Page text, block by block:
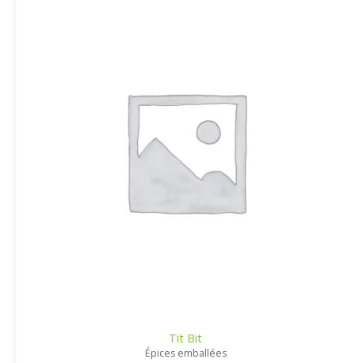
Tit Bit
Épices emballées